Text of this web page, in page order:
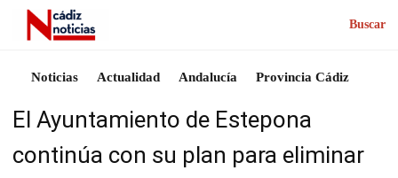
Buscar
Noticias Actualidad Andalucía Provincia Cádiz
El Ayuntamiento de Estepona
continúa con su plan para eliminar